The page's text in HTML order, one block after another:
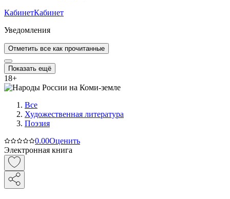
КабинетКабинет
Уведомления
Отметить все как прочитанные
Показать ещё
18+
Все
Художественная литература
Поэзия
0.00Оценить
Электронная книга